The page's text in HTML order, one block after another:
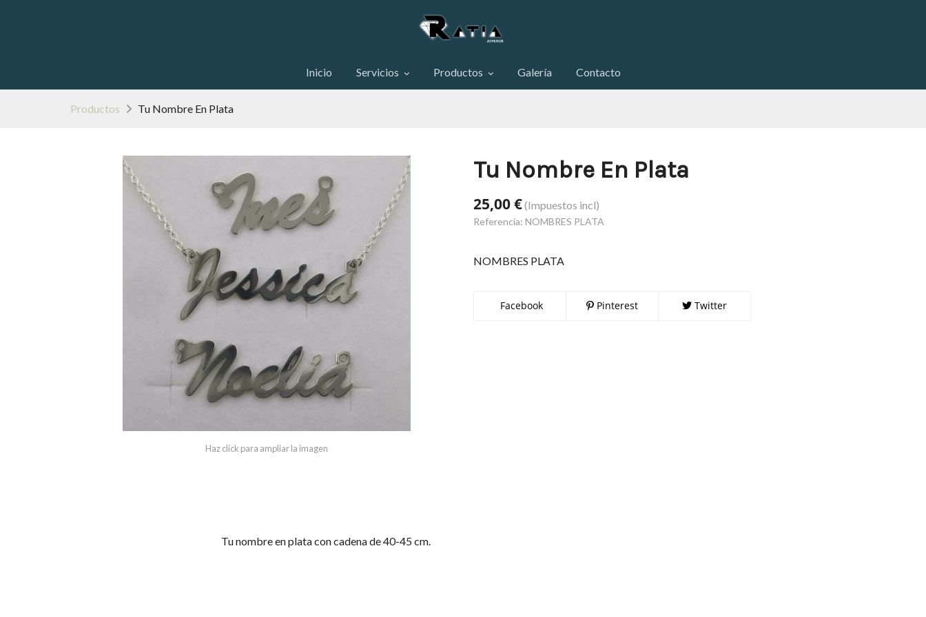
Inicio Servicios Productos Galería Contacto
Productos Tu Nombre En Plata
Haz click para ampliar la imagen
Tu Nombre En Plata
25,00 €(Impuestos incl)
Referencia: NOMBRES PLATA
NOMBRES PLATA
Facebook Pinterest Twitter
Tu nombre en plata con cadena de 40-45 cm.